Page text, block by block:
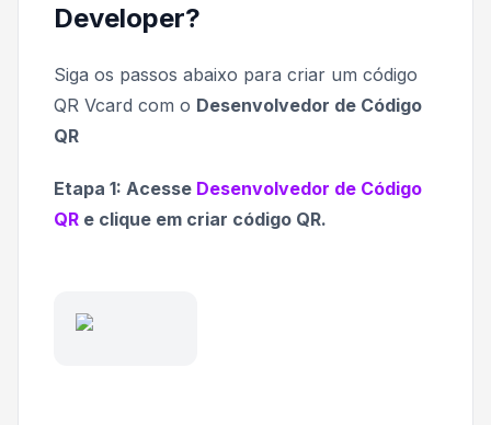
Developer?
Siga os passos abaixo para criar um código
QR Vcard com o Desenvolvedor de Código
QR
Etapa 1: Acesse Desenvolvedor de Código
QR e clique em criar código QR.